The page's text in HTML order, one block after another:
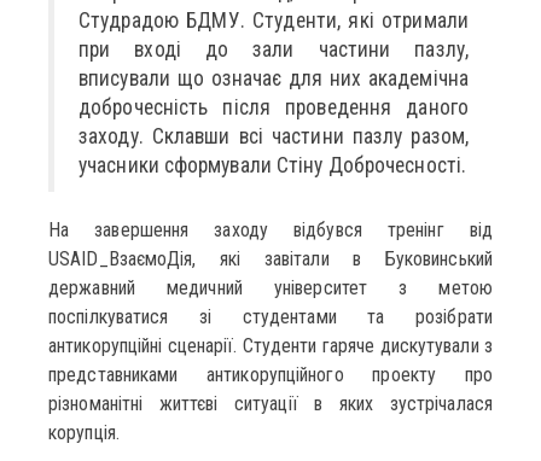
Студрадою БДМУ. Студенти, які отримали
при вході до зали частини пазлу,
вписували що означає для них академічна
доброчесність після проведення даного
заходу. Склавши всі частини пазлу разом,
учасники сформували Стіну Доброчесності.
На завершення заходу відбувся тренінг від
USAID_ВзаємоДія, які завітали в Буковинський
державний медичний університет з метою
поспілкуватися зі студентами та розібрати
антикорупційні сценарії. Студенти гаряче дискутували з
представниками антикорупційного проекту про
різноманітні життєві ситуації в яких зустрічалася
корупція.